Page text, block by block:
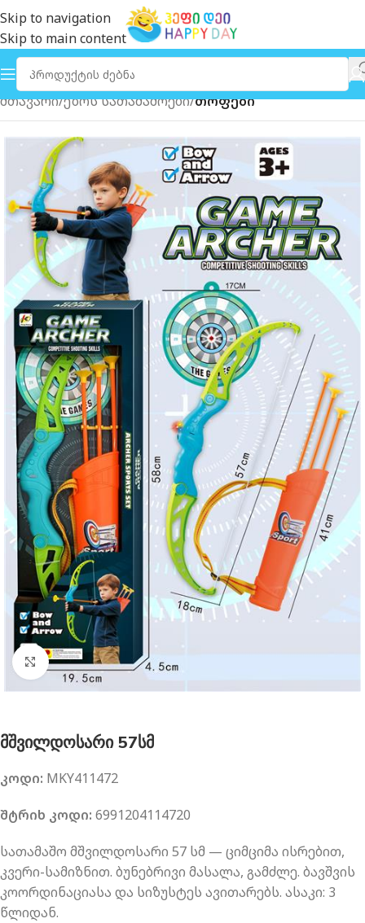
Skip to navigation
Skip to main content
მთავარი ეზოს სათამაშოები თოფები
გახსნა
მშვილდოსარი 57სმ
კოდი: MKY411472
შტრიხ კოდი: 6991204114720
სათამაშო მშვილდოსარი 57 სმ — ციმციმა ისრებით,
კვერი-სამიზნით. ბუნებრივი მასალა, გამძლე. ბავშვის
კოორდინაციასა და სიზუსტეს ავითარებს. ასაკი: 3
წლიდან.